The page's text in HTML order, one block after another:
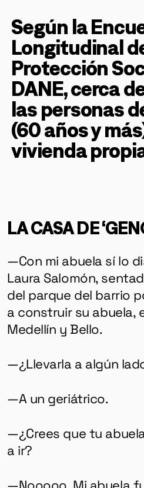
Según la
Longitudinal
Protección
DANE, cerca
las personas
(60 años y
vivienda
LA CASA DE
—Con mi abuela sí lo
Laura Salomón,
del parque del barrio
a construir su abuela,
Medellín y Bello.
—¿Llevarla a algún
—A un geriátrico.
—¿Crees que tu
a ir?